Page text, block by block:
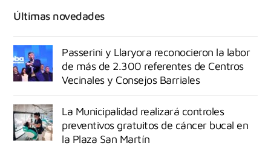
Últimas novedades
Passerini y Llaryora reconocieron la labor
de más de 2.300 referentes de Centros
Vecinales y Consejos Barriales
La Municipalidad realizará controles
preventivos gratuitos de cáncer bucal en
la Plaza San Martín